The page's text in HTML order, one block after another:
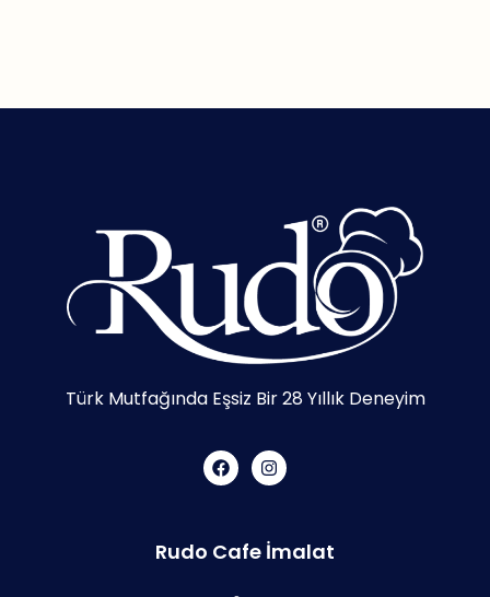
Türk Mutfağında Eşsiz Bir 28 Yıllık Deneyim
Rudo Cafe İmalat